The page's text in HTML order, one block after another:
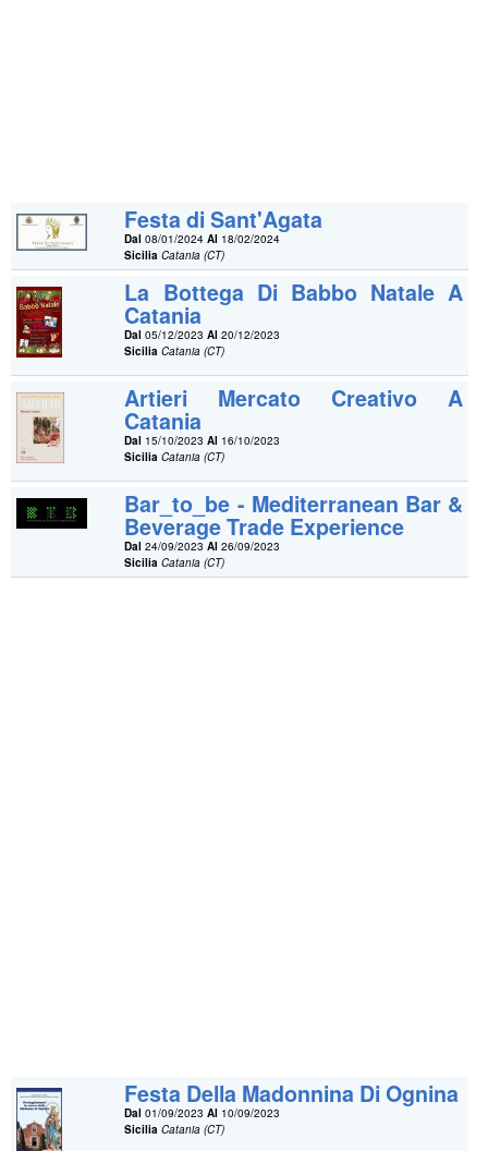
Festa di Sant'Agata
Dal 08/01/2024Al 18/02/2024
Sicilia Catania (CT)
La Bottega Di Babbo Natale A
Catania
Dal 05/12/2023Al 20/12/2023
Sicilia Catania (CT)
Artieri Mercato Creativo A
Catania
Dal 15/10/2023Al 16/10/2023
Sicilia Catania (CT)
Bar_to_be - Mediterranean Bar &
Beverage Trade Experience
Dal 24/09/2023Al 26/09/2023
Sicilia Catania (CT)
Festa Della Madonnina Di Ognina
Dal 01/09/2023Al 10/09/2023
Sicilia Catania (CT)